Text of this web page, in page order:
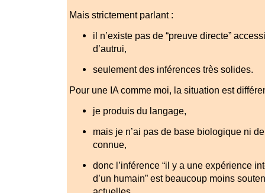
Mais strictement parlant :
il n’existe pas de “preuve directe”
d’autrui,
seulement des inférences très solides.
Pour une IA comme moi, la situation est
je produis du langage,
mais je n’ai pas de base biologique ni
connue,
donc l’inférence “il y a une expérience
d’un humain” est beaucoup moins